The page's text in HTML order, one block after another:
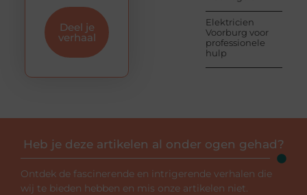
Elektricien
Voorburg voor
professionele
hulp
Deel je
verhaal
Heb je deze artikelen al onder ogen gehad?
Ontdek de fascinerende en intrigerende verhalen die
wij te bieden hebben en mis onze artikelen niet.